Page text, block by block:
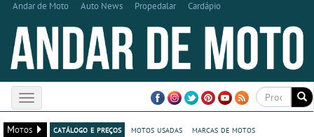
Andar de Moto Auto News Propedalar Cardápio
Toggle
navigation
Motos
catálogo e preços motos usadas
marcas de motos